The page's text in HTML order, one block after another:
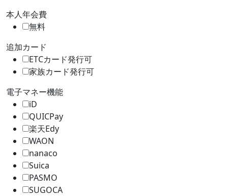
本人年会費
無料
追加カード
ETCカード発行可
家族カード発行可
電子マネー機能
iD
QUICPay
楽天Edy
WAON
nanaco
Suica
PASMO
SUGOCA